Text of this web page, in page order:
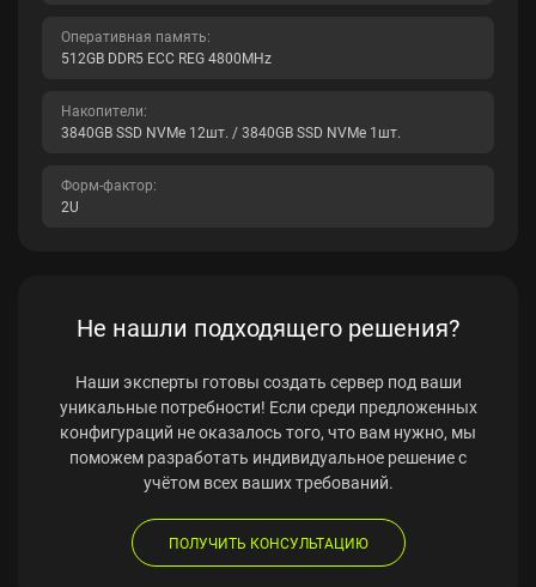
Оперативная память:
512GB DDR5 ECC REG 4800MHz
Накопители:
3840GB SSD NVMe 12шт. / 3840GB SSD NVMe 1шт.
Форм-фактор:
2U
Не нашли подходящего решения?
Наши эксперты готовы создать сервер под ваши
уникальные потребности! Если среди предложенных
конфигураций не оказалось того, что вам нужно, мы
поможем разработать индивидуальное решение с
учётом всех ваших требований.
ПОЛУЧИТЬ КОНСУЛЬТАЦИЮ